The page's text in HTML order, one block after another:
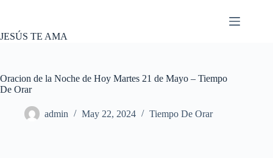
JESÚS TE AMA
Oracion de la Noche de Hoy Martes 21 de Mayo – Tiempo
De Orar
admin May 22, 2024 Tiempo De Orar